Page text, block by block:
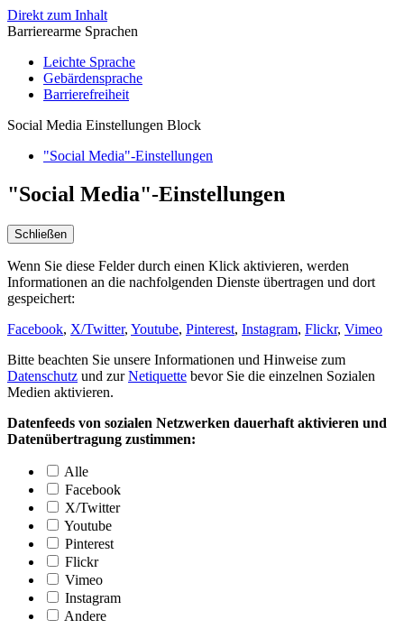
Direkt zum Inhalt
Barrierearme Sprachen
Leichte Sprache
Gebärdensprache
Barrierefreiheit
Social Media Einstellungen Block
"Social Media"-Einstellungen
"Social Media"-Einstellungen
Schließen
Wenn Sie diese Felder durch einen Klick aktivieren, werden
Informationen an die nachfolgenden Dienste übertragen und dort
gespeichert:
Facebook, X/Twitter, Youtube, Pinterest, Instagram, Flickr, Vimeo
Bitte beachten Sie unsere Informationen und Hinweise zum
Datenschutz und zurNetiquette bevor Sie die einzelnen Sozialen
Medien aktivieren.
Datenfeeds von sozialen Netzwerken dauerhaft aktivieren und
Datenübertragung zustimmen:
Alle
Facebook
X/Twitter
Youtube
Pinterest
Flickr
Vimeo
Instagram
Andere